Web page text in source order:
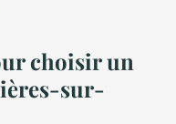
choisir un
sur-